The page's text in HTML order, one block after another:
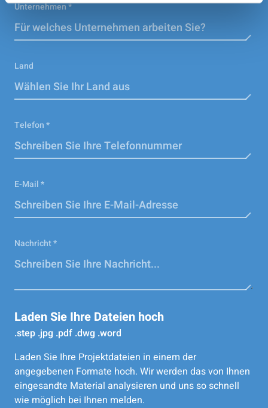
Unternehmen *
Land
Telefon *
E-Mail *
Nachricht *
Laden Sie Ihre Dateien hoch
.step .jpg .pdf .dwg .word
Laden Sie Ihre Projektdateien in einem der
angegebenen Formate hoch. Wir werden das von Ihnen
eingesandte Material analysieren und uns so schnell
wie möglich bei Ihnen melden.